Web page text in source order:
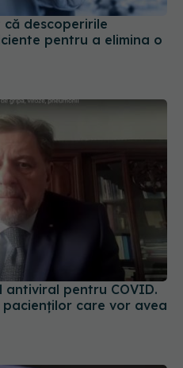
că descoperirile
pentru a elimina o
care vor avea